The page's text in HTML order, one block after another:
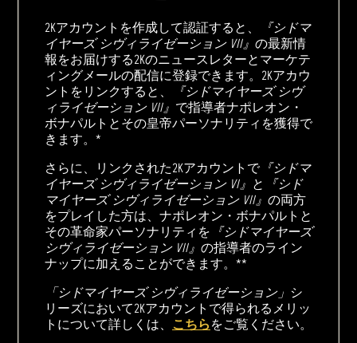
2Kアカウントを作成して認証すると、
『シドマ
イヤーズ シヴィライゼーション VII』 の最新情
報をお届けする2Kのニュースレターとマーケテ
ィングメールの配信に登録できます。2Kアカウ
ントをリンクすると、
『シドマイヤーズ シヴ
ィライゼーション VII』 で指導者ナポレオン・
ボナパルトとその皇帝パーソナリティを獲得で
きます。*
さらに、リンクされた2Kアカウントで『シドマ
イヤーズ シヴィライゼーション VI』 と
『シド
マイヤーズ シヴィライゼーション VII』 の両方
をプレイした方は、ナポレオン・ボナパルトと
その革命家パーソナリティを 『シドマイヤーズ
シヴィライゼーション VII』 の指導者のライン
ナップに加えることができます。**
「シドマイヤーズ シヴィライゼーション」 シ
リーズにおいて2Kアカウントで得られるメリッ
トについて詳しくは、 こちらをご覧ください。